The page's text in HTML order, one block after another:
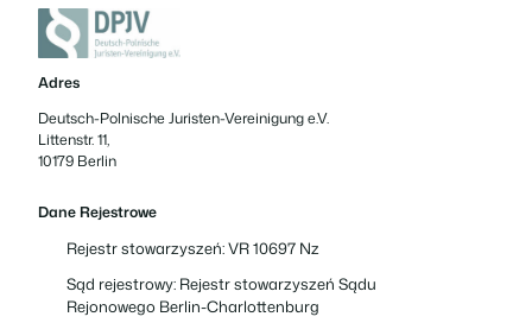
Adres
Deutsch-Polnische Juristen-Vereinigung e.V.
Littenstr. 11,
10179 Berlin
Dane Rejestrowe
Rejestr stowarzyszeń: VR 10697 Nz
Sąd rejestrowy: Rejestr stowarzyszeń Sądu
Rejonowego Berlin-Charlottenburg